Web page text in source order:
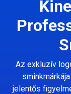
Az exkluzív
jelentős